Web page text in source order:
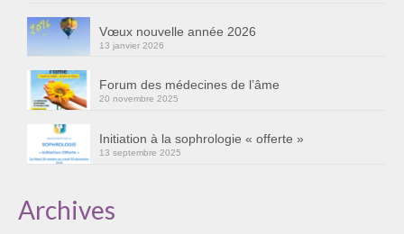
Vœux nouvelle année 2026
13 janvier 2026
Forum des médecines de l’âme
20 novembre 2025
Initiation à la sophrologie « offerte »
13 septembre 2025
Archives